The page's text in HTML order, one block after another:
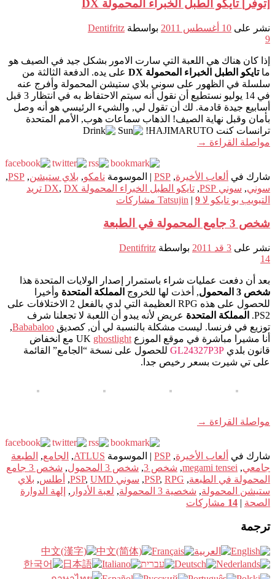
[توفر] تايكو الطبل الخبراء المحمولة DX
نشر على 10 أغسطس 2011 بواسطة Dentifritz
9
إذا كان هناك هي اللعبة التي سارت الامور بشكل جيد في الصيف هو
ماتايكو الطبل الخبراء المحمولة DX
على يده. الدفعة الثالثة من
سلسلة في الظهور على سوني بلاي ستيشن المحمولة وأفرج عنه
في 14 يوليو نستطيع أن نقول أنه سيتم الاحتفاظ به في انتظار 3 قبل
أسابيع جيدة قادمة. لك أن تقول لي, والشيء الرئيسي هو أنه وصل
بأمان وقبل نهاية الصيف! الذهاب سماعات هوب, الأمم المتحدة
ترانسات كنت HAJIMARUTO!
مواصلة القراءة →
شارك في ألعاب الأخيرة,
PSP
| الموسومة نامكو, بلاي ستيشن,
PSP
,
سوني, سوني PSP , تايكو الطبل الخبراء المحمولة DX ,
DX تريد
التبويب بو تايكو لا Tatsujin
| 9 مشاركات
شخص 3 جامع المحمولة في الطبعة
نشر على 3 قد 2011 بواسطة Dentifritz
14
بعد أن دفعت عمليات شراء باستمرار إصدار الولايات المتحدة هذا
شخص 3 المحمول
, أخذت لها للخروج المملكة المتحدة وأخيرا
للحصول على هذه RPG العظيمة التي لدي بالفعل 2 الاختلافات على
PS2.
المملكة المتحدة عريض لأنه يبدو أن اللعبة لا تجعلنا شرف
توزيع في فرنسا. ليست مشكلة بالنسبة لي أن, كصديق Bababaloo
,
أنا مشيرا مباشرة في موقع الموزع UK ghostlight
مع انخفاض
قانون بلدي GL24327P3P للحصول على نسخة “الجامع” القائمة
على تي شيرت بسعر رخيص جدا.
مواصلة القراءة →
شارك في ألعاب الأخيرة,
PSP
| الموسومة ATLUS
, الجامع, الطبعة
جامعي,
megami tensei
, شخص 3 , شخص 3 المحمول ,
شخص 3 جامع
المحمولة في الطبعة,
PSP, RPG
, سوني PSP , UMD
, أطلس, بلاي
ستيشن المحمولة, شخصية 3 المحمولة , لعبة الأدوار , إلهة الدوارة
الصحة |
14 مشاركات
ترجمة